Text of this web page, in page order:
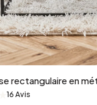
Ajouter au
rectangulaire en
&
16 Avis